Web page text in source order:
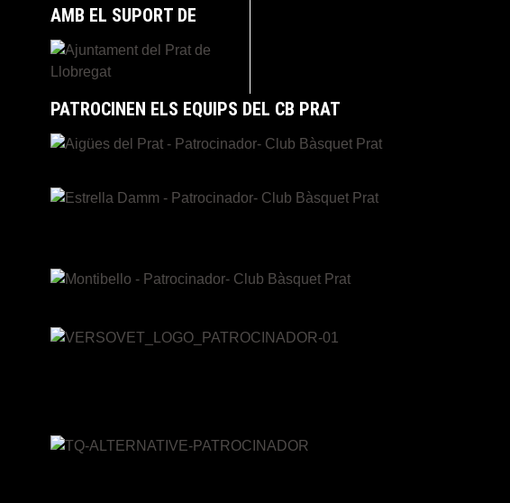
AMB EL SUPORT DE
PATROCINEN ELS EQUIPS DEL CB PRAT